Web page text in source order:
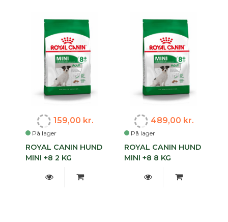
På lager
159,00 kr.
ROYAL CANIN HUND
MINI +8 2 KG
På lager
489,00 kr.
ROYAL CANIN HUND
MINI +8 8 KG